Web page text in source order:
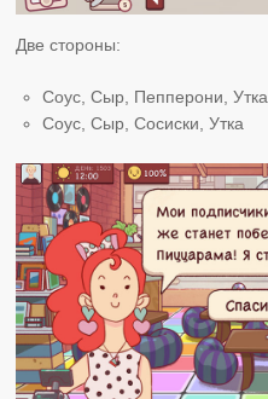
Две стороны:
Соус, Сыр, Пепперони, Утка
Соус, Сыр, Сосиски, Утка